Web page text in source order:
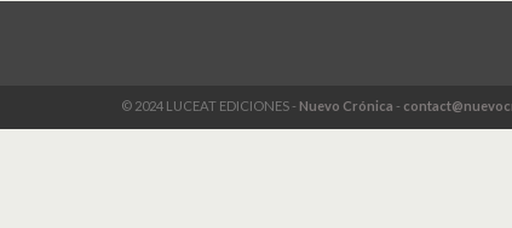
© 2024 LUCEAT EDICIONES - Nuevo Crónica -